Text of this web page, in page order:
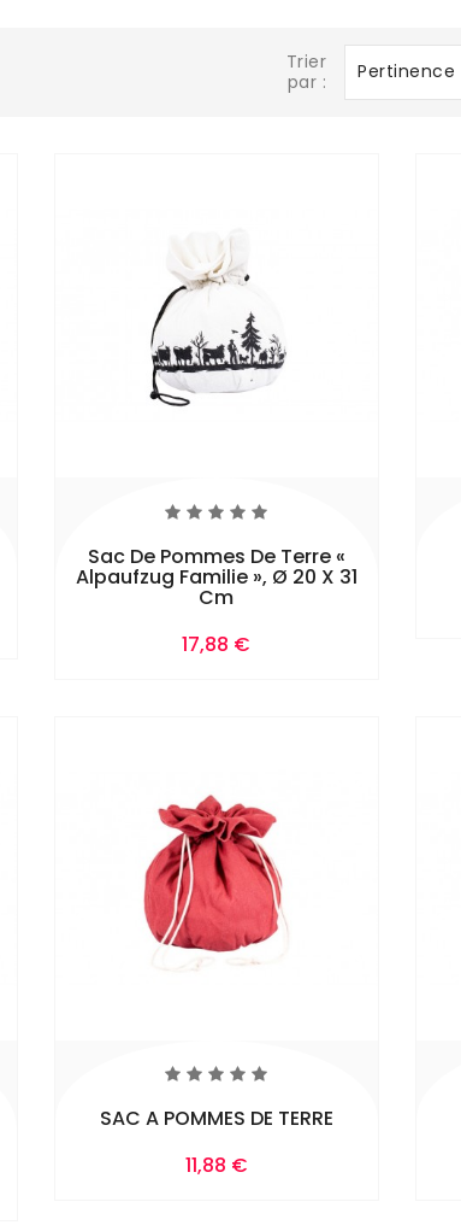
Trier
par :
Pertinence
Sac De Pommes De Terre «
Alpaufzug Familie », Ø 20 X 31
Cm
Prix
17,88 €
Ajouter Au
SAC A POMMES DE TERRE
Prix
11,88 €
Ajouter Au